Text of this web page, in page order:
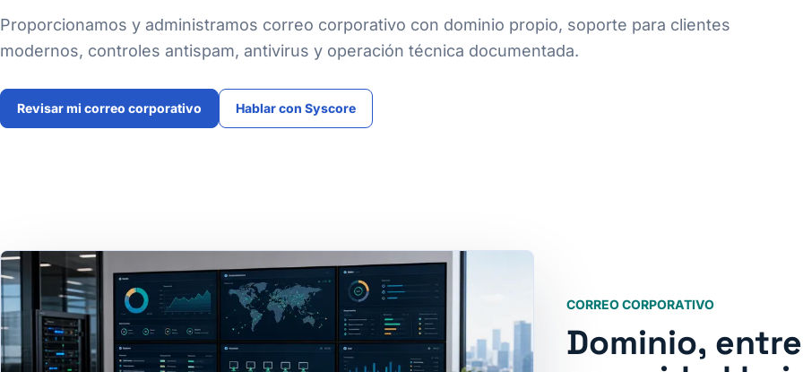
Proporcionamos y administramos correo corporativo con dominio propio, soporte para clientes
modernos, controles antispam, antivirus y operación técnica documentada.
Revisar mi correo corporativo Hablar con Syscore
CORREO CORPORATIVO
Dominio,